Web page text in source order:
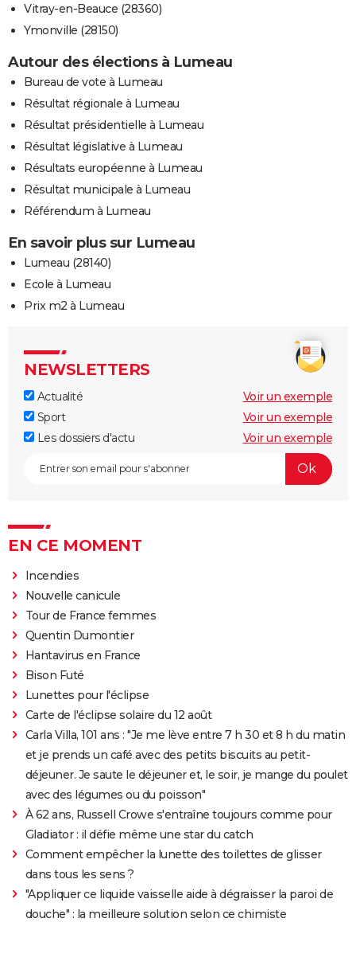
Vitray-en-Beauce (28360)
Ymonville (28150)
Autour des élections à Lumeau
Bureau de vote à Lumeau
Résultat régionale à Lumeau
Résultat présidentielle à Lumeau
Résultat législative à Lumeau
Résultats européenne à Lumeau
Résultat municipale à Lumeau
Référendum à Lumeau
En savoir plus sur Lumeau
Lumeau (28140)
Ecole à Lumeau
Prix m2 à Lumeau
NEWSLETTERS
Actualité
Voir un exemple
Sport
Voir un exemple
Les dossiers d'actu
Voir un exemple
EN CE MOMENT
Incendies
Nouvelle canicule
Tour de France femmes
Quentin Dumontier
Hantavirus en France
Bison Futé
Lunettes pour l'éclipse
Carte de l'éclipse solaire du 12 août
Carla Villa, 101 ans : "Je me lève entre 7 h 30 et 8 h du matin
et je prends un café avec des petits biscuits au petit-
déjeuner. Je saute le déjeuner et, le soir, je mange du poulet
avec des légumes ou du poisson"
À 62 ans, Russell Crowe s'entraîne toujours comme pour
Gladiator : il défie même une star du catch
Comment empêcher la lunette des toilettes de glisser
dans tous les sens ?
"Appliquer ce liquide vaisselle aide à dégraisser la paroi de
douche" : la meilleure solution selon ce chimiste